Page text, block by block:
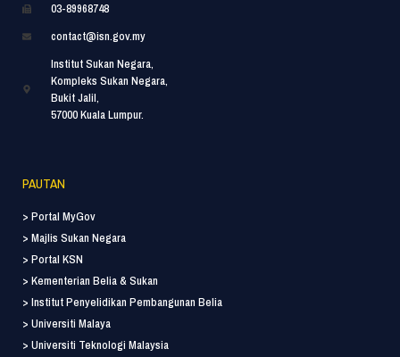
03-89968748
contact@isn.gov.my
Institut Sukan Negara,
Kompleks Sukan Negara,
Bukit Jalil,
57000 Kuala Lumpur.
PAUTAN
> Portal MyGov
> Majlis Sukan Negara
> Portal KSN
> Kementerian Belia & Sukan
> Institut Penyelidikan Pembangunan Belia
> Universiti Malaya
> Universiti Teknologi Malaysia